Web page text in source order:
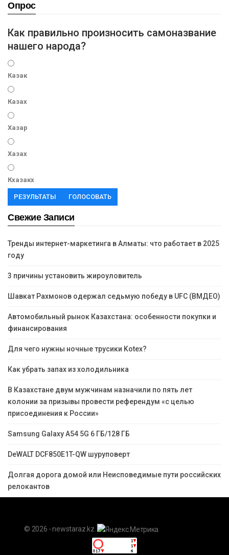
Опрос
Как правильно произносить самоназвание
нашего народа?
Казак
Казах
Хазар
Хазах
Кхазакх
РЕЗУЛЬТАТЫ ГОЛОСОВАТЬ
Свежие Записи
Тренды интернет-маркетинга в Алматы: что работает в 2025
году
3 причины установить жироуловитель
Шавкат Рахмонов одержал седьмую победу в UFC (ВМДЕО)
Автомобильный рынок Казахстана: особенности покупки и
финансирования
Для чего нужны ночные трусики Kotex?
Как убрать запах из холодильника
В Казахстане двум мужчинам назначили по пять лет
колонии за призывы провести референдум «с целью
присоединения к России»
Samsung Galaxy A54 5G 6 ГБ/128 ГБ
DeWALT DCF850E1T-QW шуруповерт
Долгая дорога домой или Неисповедимые пути российских
релокантов
© 2026 - newstaraz.kz.